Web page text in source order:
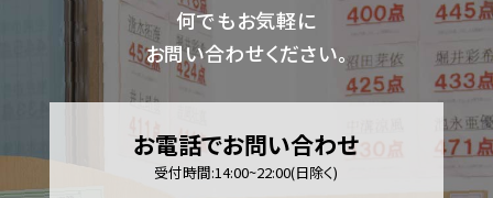
何でもお気軽に
お問い合わせください。
お電話でお問い合わせ
受付時間:14:00~22:00(日除く)